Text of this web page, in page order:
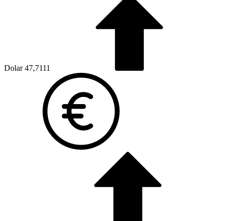
Dolar 47,7111